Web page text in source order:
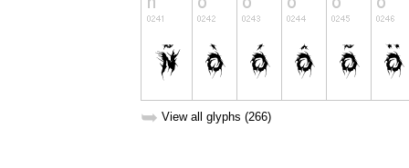
➥ View all glyphs (266)